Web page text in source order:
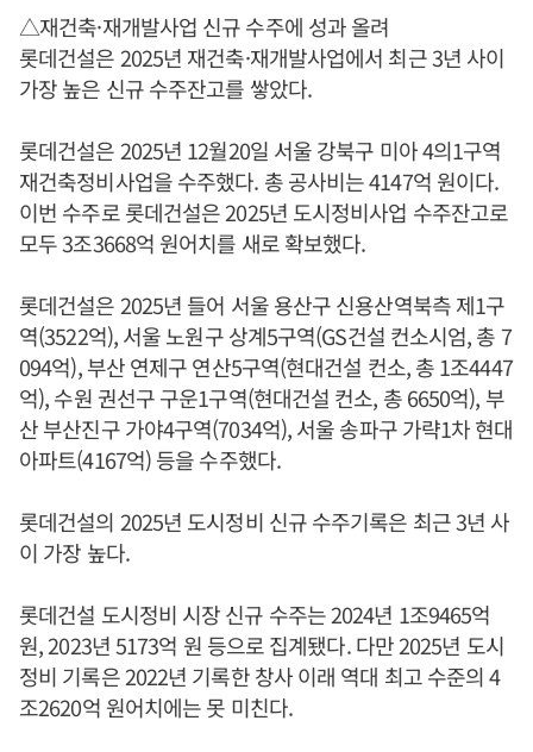
△재건축·재개발사업 신규 수주에 성과 올려
롯데건설은 2025년 재건축·재개발사업에서 최근 3년 사이
가장 높은 신규 수주잔고를 쌓았다.
롯데건설은 2025년 12월20일 서울 강북구 미아 4의1구역
재건축정비사업을 수주했다. 총 공사비는 4147억 원이다.
이번 수주로 롯데건설은 2025년 도시정비사업 수주잔고로
모두 3조3668억 원어치를 새로 확보했다.
롯데건설은 2025년 들어 서울 용산구 신용산역북측 제1구
역(3522억), 서울 노원구 상계5구역(GS건설 컨소시엄, 총 7
094억), 부산 연제구 연산5구역(현대건설 컨소, 총 1조4447
억), 수원 권선구 구운1구역(현대건설 컨소, 총 6650억), 부
산 부산진구 가야4구역(7034억), 서울 송파구 가략1차 현대
아파트(4167억) 등을 수주했다.
롯데건설의 2025년 도시정비 신규 수주기록은 최근 3년 사
이 가장 높다.
롯데건설 도시정비 시장 신규 수주는 2024년 1조9465억
원, 2023년 5173억 원 등으로 집계됐다. 다만 2025년 도시
정비 기록은 2022년 기록한 창사 이래 역대 최고 수준의 4
조2620억 원어치에는 못 미친다.